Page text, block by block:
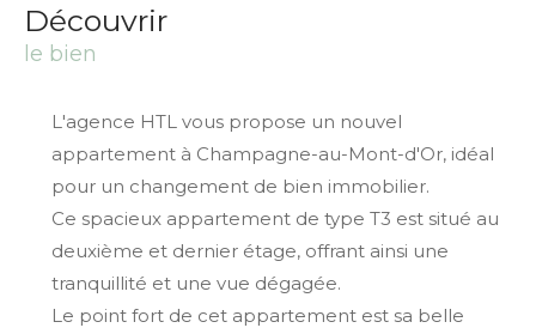
découvrir
le bien
L'agence HTL vous propose un nouvel
appartement à Champagne-au-Mont-d'Or, idéal
pour un changement de bien immobilier.
Ce spacieux appartement de type T3 est situé au
deuxième et dernier étage, offrant ainsi une
tranquillité et une vue dégagée.
Le point fort de cet appartement est sa belle